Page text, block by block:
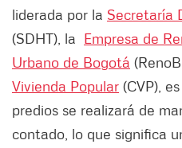
liderada por la Secretaría
(SDHT), la Empresa de
Urbano de Bogotá
Vivienda Popular (CVP),
predios se realizará de
contado, lo que significa